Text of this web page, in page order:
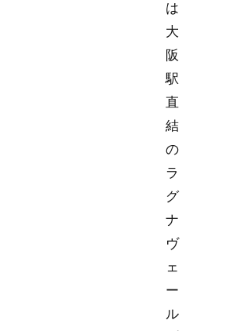
は
大
阪
駅
直
結
の
ラ
グ
ナ
ヴ
ェ
ー
ル